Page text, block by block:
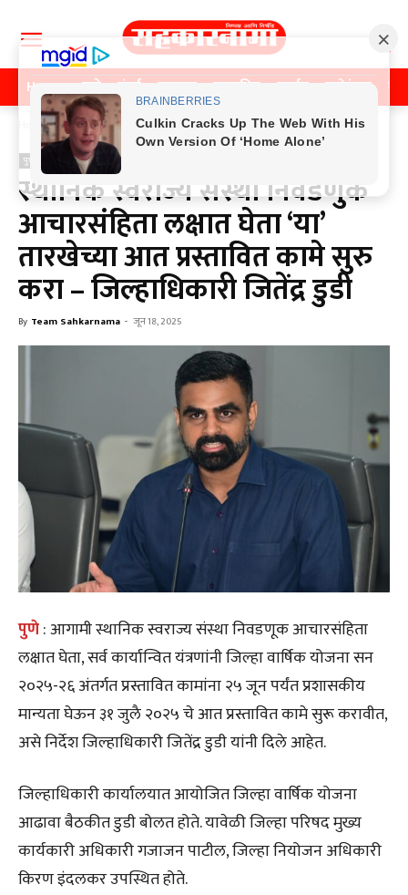
Home पुणे मुंबई महाराष्ट्र राजकीय क्राईम मनोरंजन
Home पुणे
पुणे राजकीय
स्थानिक स्वराज्य संस्था निवडणुक
आचारसंहिता लक्षात घेता ‘या’
तारखेच्या आत प्रस्तावित कामे सुरु
करा – जिल्हाधिकारी जितेंद्र डुडी
By Team Sahkarnama - जून 18, 2025
पुणे: आगामी स्थानिक स्वराज्य संस्था निवडणूक आचारसंहिता
लक्षात घेता, सर्व कार्यान्वित यंत्रणांनी जिल्हा वार्षिक योजना सन
२०२५-२६ अंतर्गत प्रस्तावित कामांना २५ जून पर्यंत प्रशासकीय
मान्यता घेऊन ३१ जुलै २०२५ चे आत प्रस्तावित कामे सुरू करावीत,
असे निर्देश जिल्हाधिकारी जितेंद्र डुडी यांनी दिले आहेत.
जिल्हाधिकारी कार्यालयात आयोजित जिल्हा वार्षिक योजना
आढावा बैठकीत डुडी बोलत होते. यावेळी जिल्हा परिषद मुख्य
कार्यकारी अधिकारी गजाजन पाटील, जिल्हा नियोजन अधिकारी
किरण इंदलकर उपस्थित होते.